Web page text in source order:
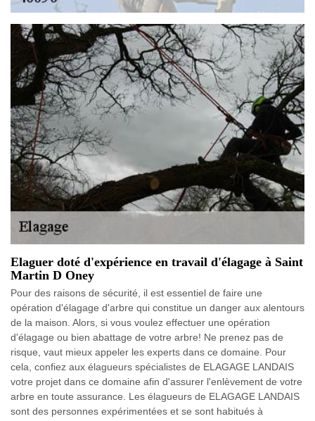
Elaguer doté d'expérience en travail d'élagage à Saint
Martin D Oney
Pour des raisons de sécurité, il est essentiel de faire une
opération d'élagage d'arbre qui constitue un danger aux alentours
de la maison. Alors, si vous voulez effectuer une opération
d'élagage ou bien abattage de votre arbre! Ne prenez pas de
risque, vaut mieux appeler les experts dans ce domaine. Pour
cela, confiez aux élagueurs spécialistes de ELAGAGE LANDAIS
votre projet dans ce domaine afin d'assurer l'enlèvement de votre
arbre en toute assurance. Les élagueurs de ELAGAGE LANDAIS
sont des personnes expérimentées et se sont habitués à